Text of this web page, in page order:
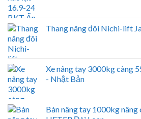
Thang nâng đôi Nichi-lift
Xe nâng tay 3000kg càng
- Nhật Bản
Bàn nâng tay 1000kg